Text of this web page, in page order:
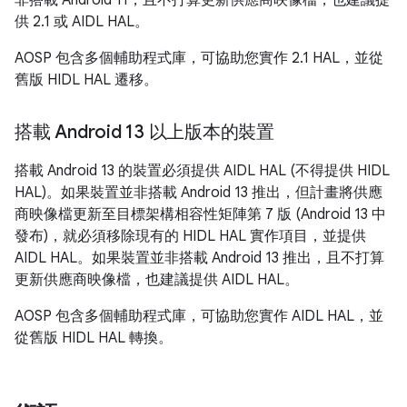
供 2.1 或 AIDL HAL。
AOSP 包含多個輔助程式庫，可協助您實作 2.1 HAL，並從
舊版 HIDL HAL 遷移。
搭載 Android 13 以上版本的裝置
搭載 Android 13 的裝置必須提供 AIDL HAL (不得提供 HIDL
HAL)。如果裝置並非搭載 Android 13 推出，但計畫將供應
商映像檔更新至目標架構相容性矩陣第 7 版 (Android 13 中
發布)，就必須移除現有的 HIDL HAL 實作項目，並提供
AIDL HAL。如果裝置並非搭載 Android 13 推出，且不打算
更新供應商映像檔，也建議提供 AIDL HAL。
AOSP 包含多個輔助程式庫，可協助您實作 AIDL HAL，並
從舊版 HIDL HAL 轉換。